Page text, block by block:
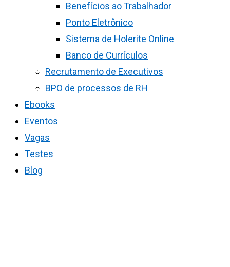
Benefícios ao Trabalhador
Ponto Eletrônico
Sistema de Holerite Online
Banco de Currículos
Recrutamento de Executivos
BPO de processos de RH
Ebooks
Eventos
Vagas
Testes
Blog